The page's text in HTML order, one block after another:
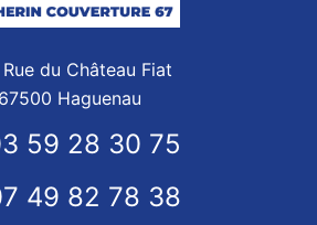
Rue du Château Fiat
67500 Haguenau
59 28 30 75
49 82 78 38